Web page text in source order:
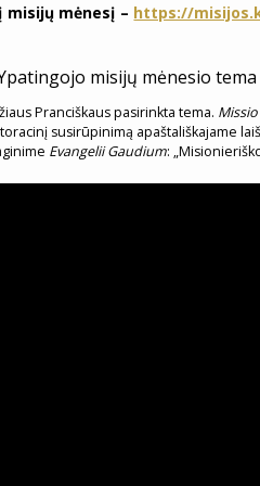
misijų mėnesį – https://
misijų mėnesio tema
Pranciškaus pasirinkta tema.
susirūpinimą apaštališkajame
Evangelii Gaudium: